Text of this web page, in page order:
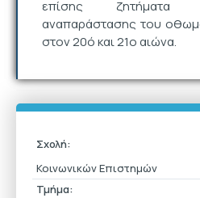
επίσης ζητήματα
αναπαράστασης του
στον 20ό και 21ο αιώνα.
Σχολή:
Κοινωνικών Επιστημών
Τμήμα: